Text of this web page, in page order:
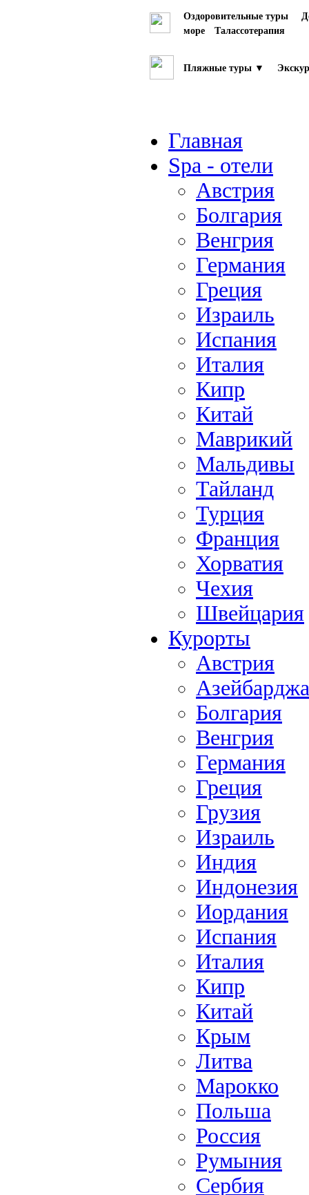
Оздоровительные туры
море
Талассотерапия
Пляжные туры ▼
Главная
Spa - отели
Австрия
Болгария
Венгрия
Германия
Греция
Израиль
Испания
Италия
Кипр
Китай
Маврикий
Мальдивы
Тайланд
Турция
Франция
Хорватия
Чехия
Швейцария
Курорты
Австрия
Болгария
Венгрия
Германия
Греция
Грузия
Израиль
Индия
Индонезия
Иордания
Испания
Италия
Кипр
Китай
Крым
Литва
Марокко
Польша
Россия
Румыния
Сербия